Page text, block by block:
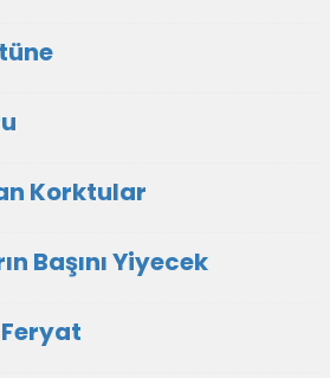
Korktular
Başını Yiyecek